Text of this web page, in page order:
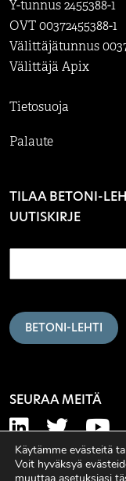
Y-tunnus 2455388-1
OVT 00372455388-1
Välittäjätunnus
Välittäjä Apix
Tietosuoja
Palaute
TILAA BETONI-
UUTISKIRJE
BETONI-LEHTI
SEURAA MEITÄ
Käytämme evästeitä
Voit hyväksyä